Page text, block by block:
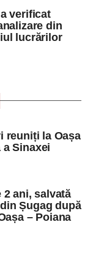
este una
față de
provine dintr-o
reprezinte țara
internațională a
mondială
de verificare
pe terenul din
formație din
verificat
din
lucrărilor
reuniți la Oașa
a Sinaxei
ani, salvată
Șugag după
– Poiana